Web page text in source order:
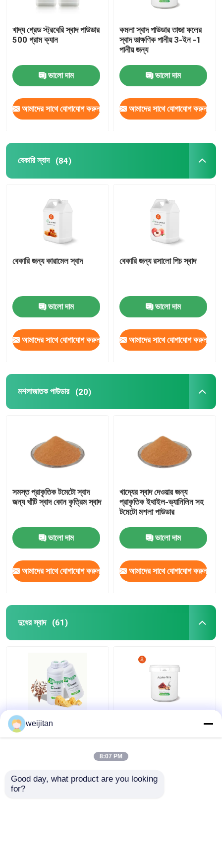
পণ্য
আমাদের সম্পর্কে
যোগাযোগ করুন
উদ্ধৃতির জন্য আবেদন
স্বাদযুক্ত স্বাদ
পানীয়ের স্বাদ
বেকারি স্বাদ
মশলাজাতক পাউডার
দুধের স্বাদ
মিষ্টির স্বাদ
প্রাকৃতিক স্বাদ
খাদ্য গ্রেড স্ট্রবেরি স্বাদ পাউডার
500 গ্রাম ক্যান
ভালো দাম
আমাদের সাথে যোগাযোগ করুন
কমলা স্বাদ পাউডার তাজা ফলের
স্বাদ তাত্ক্ষণিক পানীয় 3-ইন -1
পানীয় জন্য
ভালো দাম
আমাদের সাথে যোগাযোগ করুন
বেকারি স্বাদ (84)
বেকারি জন্য কারামেল স্বাদ
ভালো দাম
আমাদের সাথে যোগাযোগ করুন
বেকারি জন্য রসালো পিচ স্বাদ
ভালো দাম
আমাদের সাথে যোগাযোগ করুন
মশলাজাতক পাউডার (20)
সমস্ত প্রাকৃতিক টমেটো স্বাদ
জন্য খাঁটি স্বাদ কোন কৃত্রিম স্বাদ
ভালো দাম
আমাদের সাথে যোগাযোগ করুন
খাদ্যের স্বাদ দেওয়ার জন্য
প্রাকৃতিক ইথাইল-ভ্যানিলিন সহ
টমেটো মশলা পাউডার
ভালো দাম
আমাদের সাথে যোগাযোগ করুন
দুধের স্বাদ (61)
আইসক্রিমের জন্য খাদ্য গ্রেড
তরল পনিরের ফ্লেভার ৯৯.৯%
weijitan
8:07 PM
Good day, what product are you looking
for?